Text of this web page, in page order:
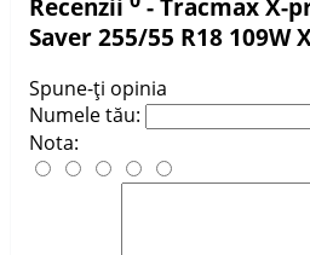
Recenzii
- Tracmax X-
Saver 255/55 R18 109W
Spune-ţi opinia
Numele tău:
Nota: